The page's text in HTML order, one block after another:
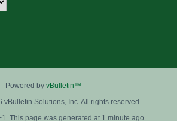
Powered by vBulletin™
Solutions, Inc. All rights reserved.
This page was generated at 1 minute ago.